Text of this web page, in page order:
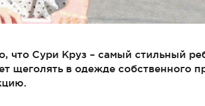
что Сури Круз – самый стильный
щеголять в одежде собственного